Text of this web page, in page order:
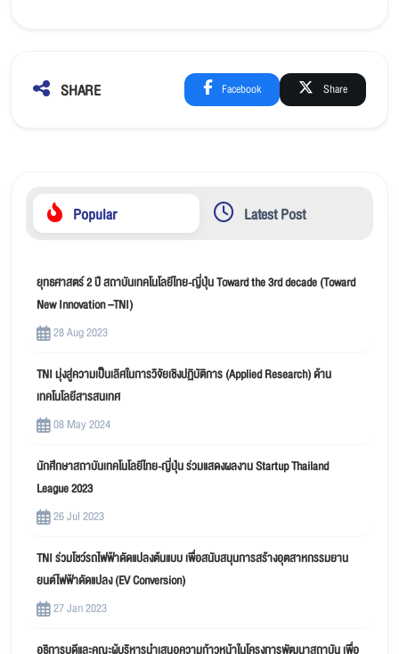
SHARE Facebook Share
Popular Latest Post
ยุทธศาสตร์ 2 ปี สถาบันเทคโนโลยีไทย-ญี่ปุ่น Toward the 3rd decade (Toward
New Innovation –TNI)
28 Aug 2023
TNI มุ่งสู่ความเป็นเลิศในการวิจัยเชิงปฏิบัติการ (Applied Research) ด้าน
เทคโนโลยีสารสนเทศ
08 May 2024
นักศึกษาสถาบันเทคโนโลยีไทย-ญี่ปุ่น ร่วมแสดงผลงาน Startup Thailand
League 2023
26 Jul 2023
TNI ร่วมโชว์รถไฟฟ้าดัดแปลงต้นแบบ เพื่อสนับสนุนการสร้างอุตสาหกรรมยาน
ยนต์ไฟฟ้าดัดแปลง (EV Conversion)
27 Jan 2023